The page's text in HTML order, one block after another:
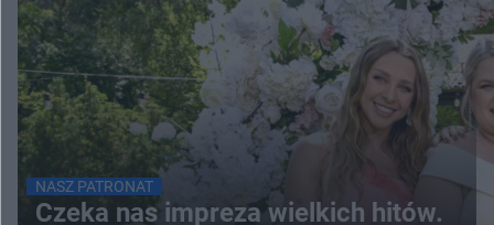
NASZ PATRONAT
Czeka nas impreza wielkich hitów.